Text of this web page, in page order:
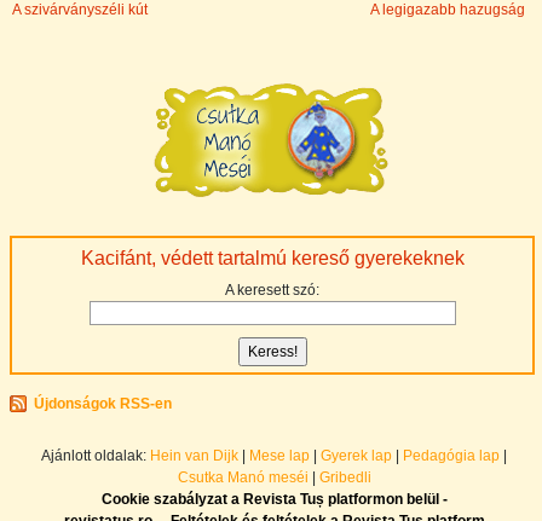
Kacifánt, védett tartalmú kereső gyerekeknek
A keresett szó:
Újdonságok RSS-en
A szivárványszéli kút
A legigazabb hazugság
Ajánlott oldalak: Hein van Dijk Mese lap Gyerek lap Pedagógia lap
Csutka Manó meséi
Gribedli
Cookie szabályzat a Revista Tuș platformon belül -